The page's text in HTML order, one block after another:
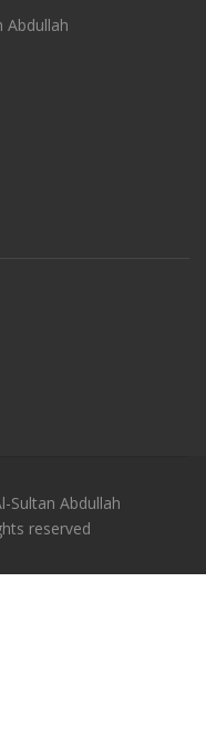
Abdullah
Sultan Abdullah
reserved